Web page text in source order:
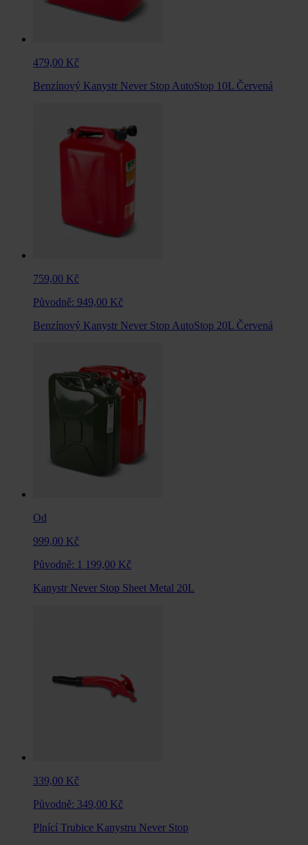
479,00 Kč
Benzínový Kanystr Never Stop AutoStop 10L Červená
759,00 Kč
Původně: 949,00 Kč
Benzínový Kanystr Never Stop AutoStop 20L Červená
Od
999,00 Kč
Původně: 1 199,00 Kč
Kanystr Never Stop Sheet Metal 20L
339,00 Kč
Původně: 349,00 Kč
Plnící Trubice Kanystru Never Stop